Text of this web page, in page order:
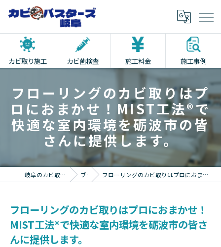
カビ取り施工 カビ菌検査 施工料金 施工事例
フローリングのカビ取りはプ
ロにおまかせ！MIST工法®で
快適な室内環境を砺波市の皆
さんに提供します。
岐阜のカビ取りならカビバスターズ岐阜 ブログ フローリングのカビ取りはプロにおまかせ！MIST工法®で快適な室内環境を砺波市の皆さんに提供します。
フローリングのカビ取りはプロにおまかせ！
MIST工法®で快適な室内環境を砺波市の皆さ
んに提供します。